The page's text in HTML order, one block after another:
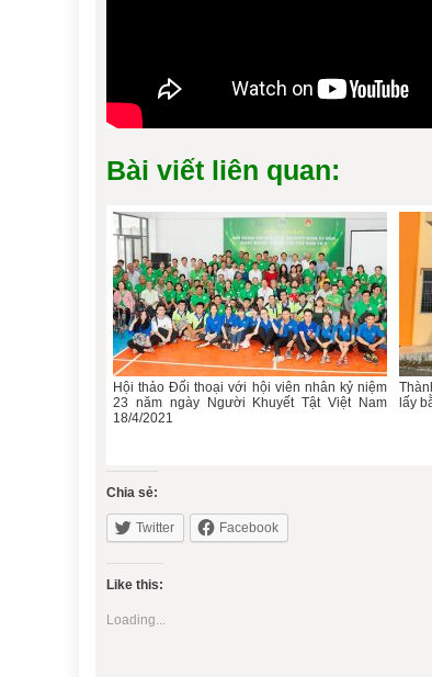
Hội thảo Đối thoại với hội viên nhân kỷ niệm
23 năm ngày Người Khuyết Tật Việt Nam
18/4/2021
lấy
Chia sẻ:
Twitter Facebook
Like this:
Loading...